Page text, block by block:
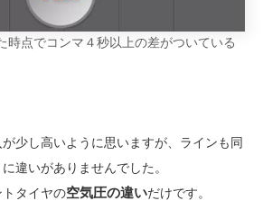
時点でコンマ４秒以上の差がついている
少し高いように思いますが、ラインも同
違いがありませんでした。
タイヤの空気圧の違いだけです。